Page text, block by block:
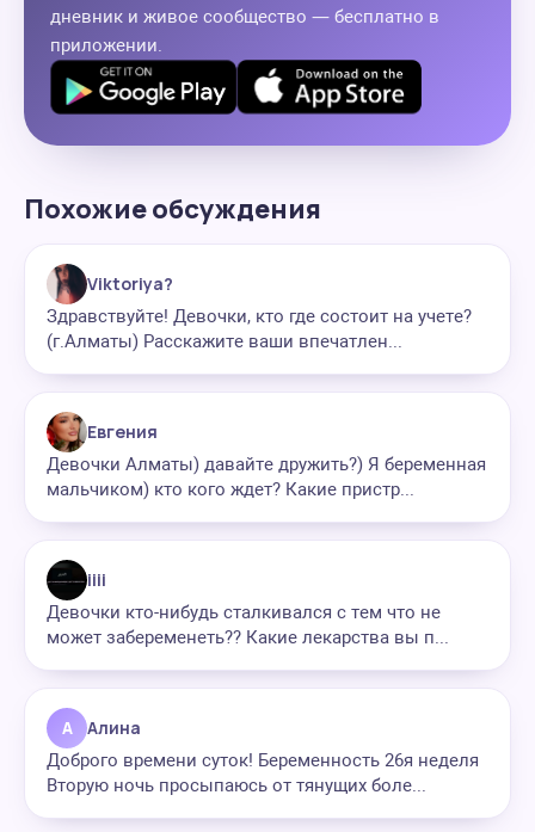
дневник и живое сообщество — бесплатно в
приложении.
Похожие обсуждения
Viktoriya?
Здравствуйте! Девочки, кто где состоит на учете?
(г.Алматы) Расскажите ваши впечатлен...
Евгения
Девочки Алматы) давайте дружить?) Я беременная
мальчиком) кто кого ждет? Какие пристр...
iiii
Девочки кто-нибудь сталкивался с тем что не
может забеременеть?? Какие лекарства вы п...
А Алина
Доброго времени суток! Беременность 26я неделя
Вторую ночь просыпаюсь от тянущих боле...